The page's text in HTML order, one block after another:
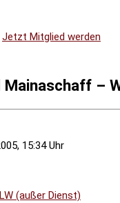
Jetzt Mitglied werden
Mainaschaff –
15:34 Uhr
(außer Dienst)